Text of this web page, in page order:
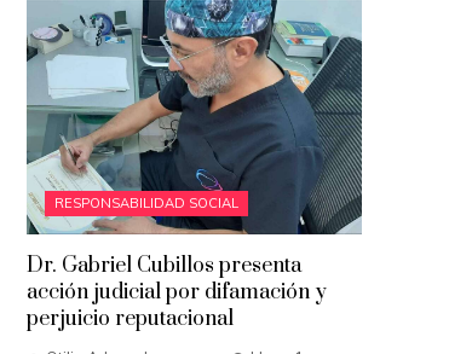
RESPONSABILIDAD SOCIAL
Dr. Gabriel Cubillos presenta
acción judicial por difamación y
perjuicio reputacional